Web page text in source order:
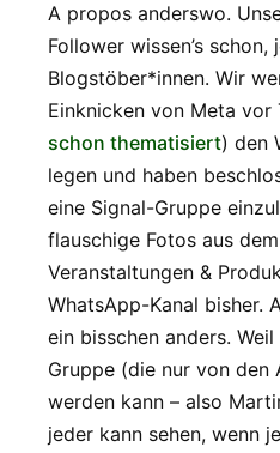
A propos anderswo.
Follower wissen’s
Blogstöber*innen. Wir
Einknicken von Meta vor
schon thematisiert) den
legen und haben
eine Signal-Gruppe
flauschige Fotos aus
Veranstaltungen &
WhatsApp-Kanal bisher.
ein bisschen anders.
Gruppe (die nur von den
werden kann – also
jeder kann sehen, wenn